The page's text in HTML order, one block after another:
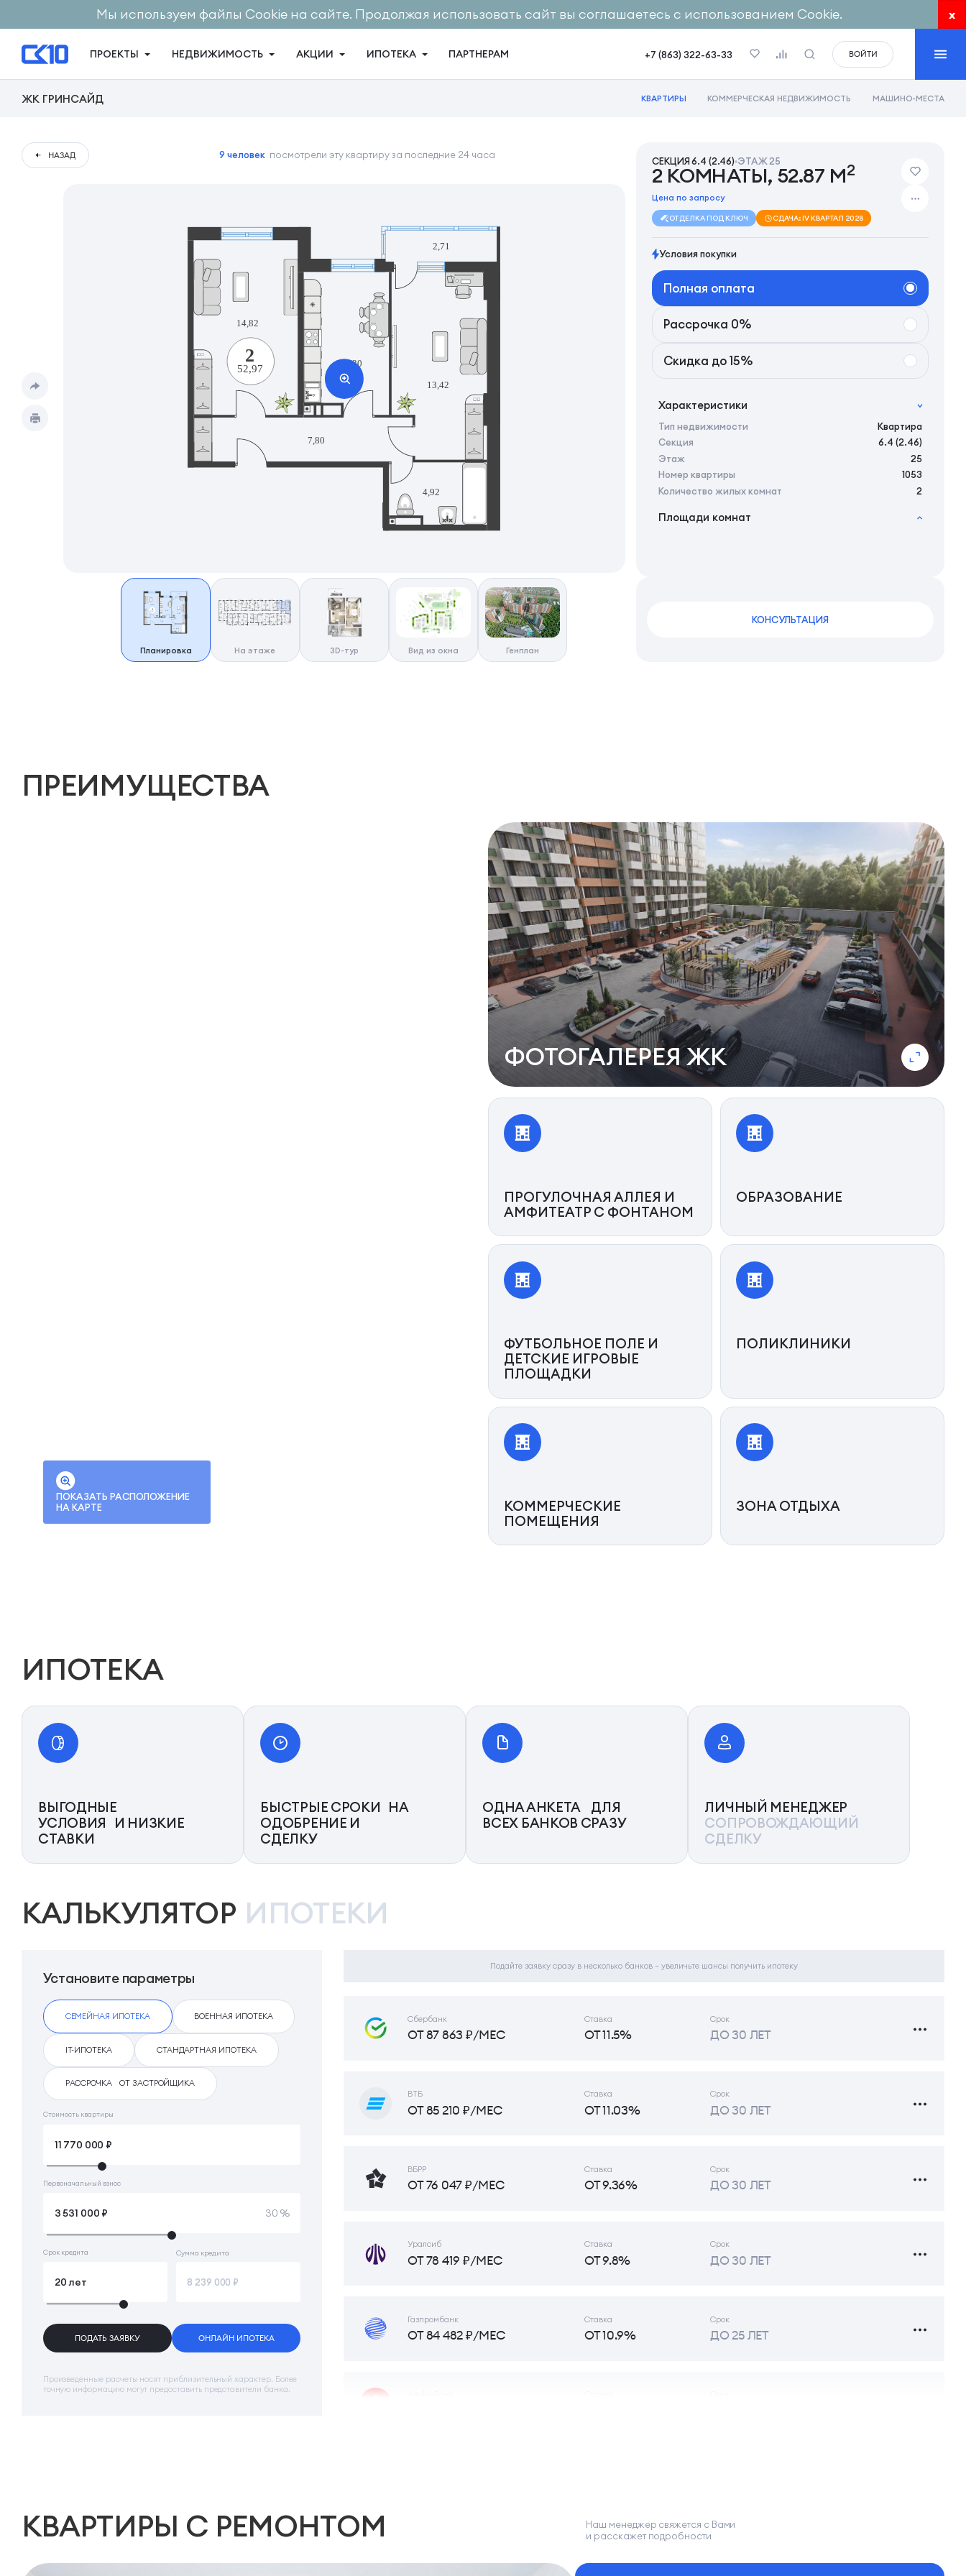
Мы используем файлы Cookie на сайте. Продолжая использовать сайт вы соглашаетесь с использованием Cookie. x
ПРОЕКТЫ НЕДВИЖИМОСТЬ АКЦИИ ИПОТЕКА ПАРТНЕРАМ +7 (863) 322-63-33 ВОЙТИ
ЖК ГРИНСАЙД КВАРТИРЫ КОММЕРЧЕСКАЯ НЕДВИЖИМОСТЬ МАШИНО-МЕСТА
НАЗАД 9 человек посмотрели эту квартиру за последние 24 часа
Планировка На этаже 3D-тур Вид из окна Генплан
СЕКЦИЯ 6.4 (2.46) ЭТАЖ 25
2 КОМНАТЫ, 52.87 М2
Цена по запросу
ОТДЕЛКА ПОД КЛЮЧ СДАЧА: IV КВАРТАЛ 2028
Условия покупки
Полная оплата
Рассрочка 0%
Скидка до 15%
Характеристики
Тип недвижимости
Квартира
Секция
6.4 (2.46)
Этаж
25
Номер квартиры
1053
Количество жилых комнат
2
Площади комнат
КОНСУЛЬТАЦИЯ
ПРЕИМУЩЕСТВА
ПОКАЗАТЬ РАСПОЛОЖЕНИЕ
НА КАРТЕ
ФОТОГАЛЕРЕЯ ЖК
ПРОГУЛОЧНАЯ АЛЛЕЯ И
АМФИТЕАТР С ФОНТАНОМ
ОБРАЗОВАНИЕ
ФУТБОЛЬНОЕ ПОЛЕ И
ДЕТСКИЕ ИГРОВЫЕ
ПЛОЩАДКИ
ПОЛИКЛИНИКИ
КОММЕРЧЕСКИЕ
ПОМЕЩЕНИЯ
ЗОНА ОТДЫХА
ИПОТЕКА
ВЫГОДНЫЕ
УСЛОВИЯ И НИЗКИЕ
СТАВКИ
БЫСТРЫЕ СРОКИ НА
ОДОБРЕНИЕ И
СДЕЛКУ
ОДНА АНКЕТА ДЛЯ
ВСЕХ БАНКОВ СРАЗУ
ЛИЧНЫЙ МЕНЕДЖЕР
СОПРОВОЖДАЮЩИЙ
СДЕЛКУ
КАЛЬКУЛЯТОР ИПОТЕКИ
Установите параметры
СЕМЕЙНАЯ ИПОТЕКА ВОЕННАЯ ИПОТЕКА
IT-ИПОТЕКА СТАНДАРТНАЯ ИПОТЕКА
РАССРОЧКА ОТ ЗАСТРОЙЩИКА
Стоимость квартиры
Первоначальный взнос
30 %
Срок кредита Сумма кредита
ПОДАТЬ ЗАЯВКУ ОНЛАЙН ИПОТЕКА
Произведенные расчеты носят приблизительный характер. Более
точную информацию могут предоставить представители банка.
Подайте заявку сразу в несколько банков – увеличьте шансы получить ипотеку
Сбербанк
ОТ 87 863 ₽/МЕС
Ставка
ОТ 11.5%
Срок
ДО 30 ЛЕТ
ВТБ
ОТ 85 210 ₽/МЕС
Ставка
ОТ 11.03%
Срок
ДО 30 ЛЕТ
ВБРР
ОТ 76 047 ₽/МЕС
Ставка
ОТ 9.36%
Срок
ДО 30 ЛЕТ
Уралсиб
ОТ 78 419 ₽/МЕС
Ставка
ОТ 9.8%
Срок
ДО 30 ЛЕТ
Газпромбанк
ОТ 84 482 ₽/МЕС
Ставка
ОТ 10.9%
Срок
ДО 25 ЛЕТ
КВАРТИРЫ С РЕМОНТОМ
Наш менеджер свяжется с Вами
и расскажет подробности